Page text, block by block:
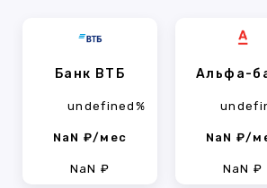
Банк ВТБ
undefined%
NaN ₽/мес
NaN ₽
Альфа-
NaN ₽/
NaN ₽